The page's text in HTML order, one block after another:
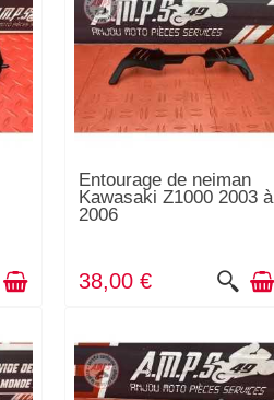
Entourage de neiman
Kawasaki Z1000 2003 à
2006
38,00 €